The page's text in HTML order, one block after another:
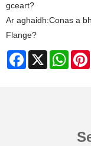
gceart?
Ar aghaidh:Conas a
Flange?
Facebook
X